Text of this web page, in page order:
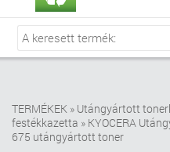
TERMÉKEK » Utángyártott
festékkazetta » KYOCERA
675 utángyártott toner